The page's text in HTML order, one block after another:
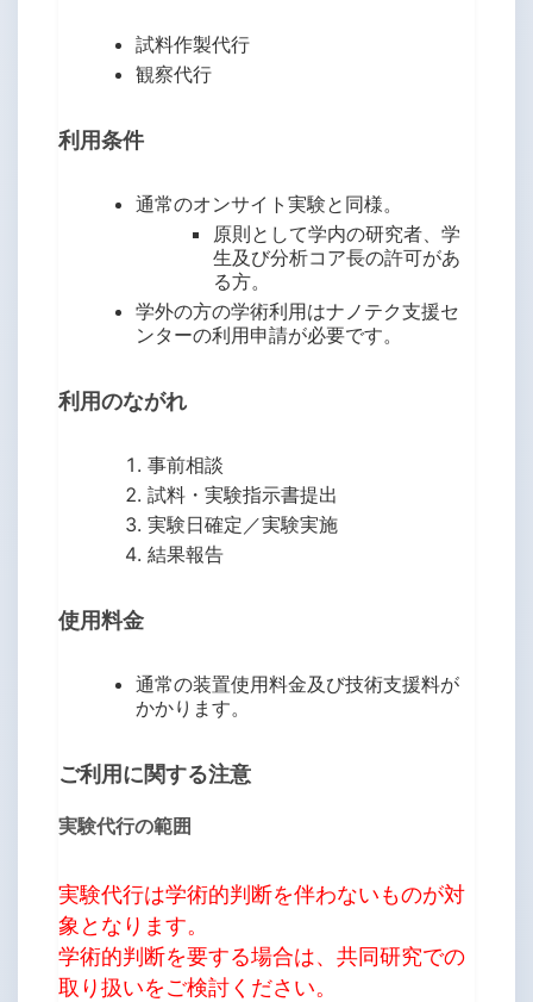
試料作製代行
観察代行
利用条件
通常のオンサイト実験と同様。
原則として学内の研究者、学
生及び分析コア長の許可があ
る方。
学外の方の学術利用はナノテク支援セ
ンターの利用申請が必要です。
利用のながれ
事前相談
試料・実験指示書提出
実験日確定／実験実施
結果報告
使用料金
通常の装置使用料金及び技術支援料が
かかります。
ご利用に関する注意
実験代行の範囲
実験代行は学術的判断を伴わないものが対
象となります。
学術的判断を要する場合は、共同研究での
取り扱いをご検討ください。